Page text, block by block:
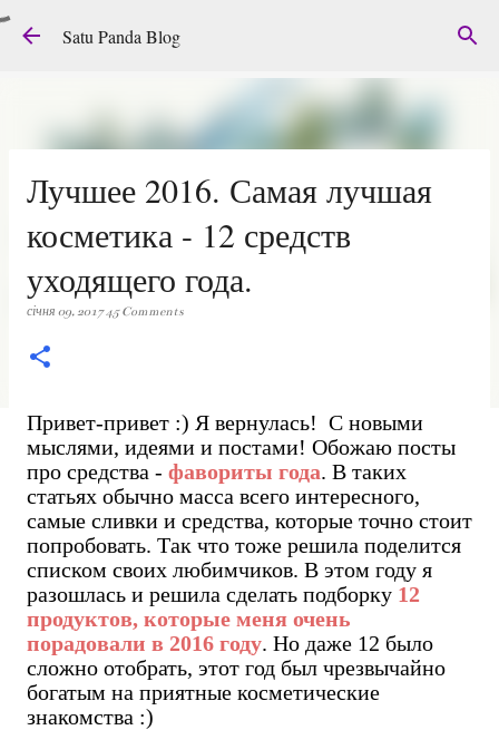
Перейти до основного вмісту
Satu Panda Blog
Лучшее 2016. Самая лучшая
косметика - 12 средств
уходящего года.
січня 09, 201745 Comments
Привет-привет :) Я вернулась! С новыми
мыслями, идеями и постами! Обожаю посты
про средства - фавориты года. В таких
статьях обычно масса всего интересного,
самые сливки и средства, которые точно стоит
попробовать. Так что тоже решила поделится
списком своих любимчиков. В этом году я
разошлась и решила сделать подборку 12
продуктов, которые меня очень
порадовали в 2016 году. Но даже 12 было
сложно отобрать, этот год был чрезвычайно
богатым на приятные косметические
знакомства :)